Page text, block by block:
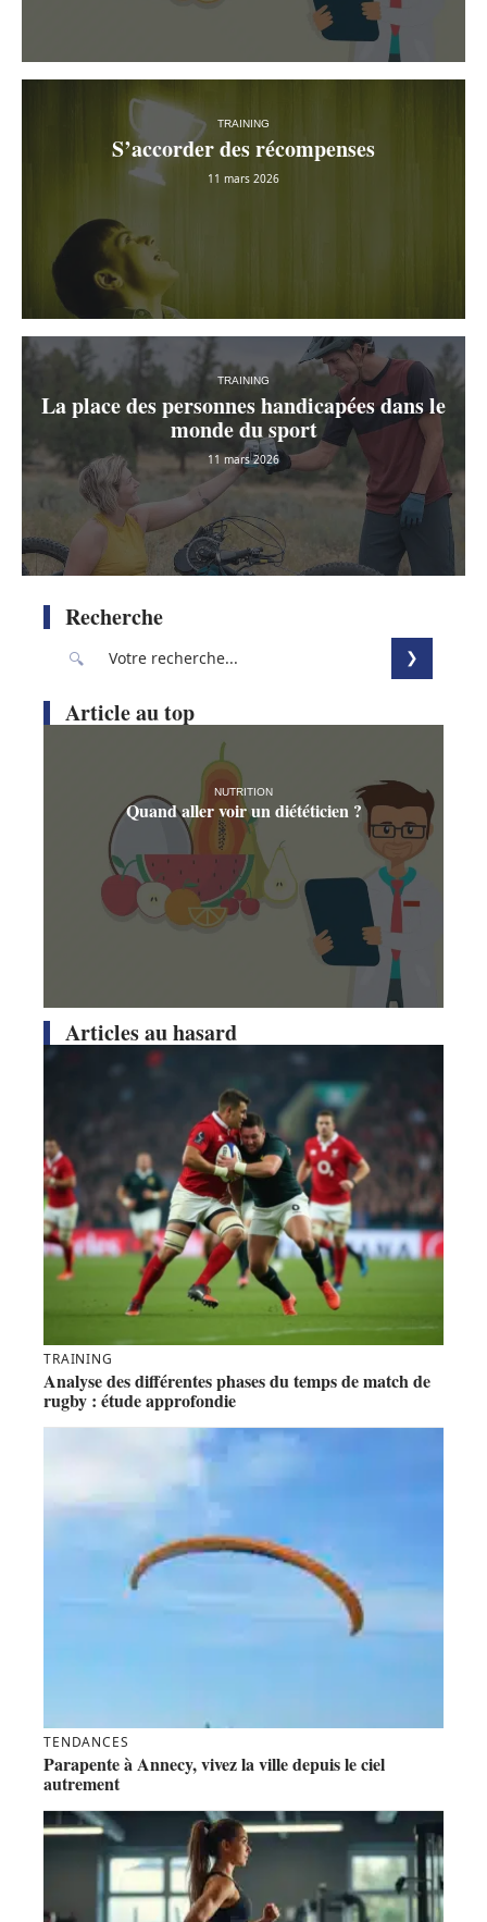
TRAINING
S’accorder des récompenses
11 mars 2026
TRAINING
La place des personnes handicapées dans le
monde du sport
11 mars 2026
Recherche
Article au top
NUTRITION
Quand aller voir un diététicien ?
Articles au hasard
TRAINING
Analyse des différentes phases du temps de match de
rugby : étude approfondie
TENDANCES
Parapente à Annecy, vivez la ville depuis le ciel
autrement